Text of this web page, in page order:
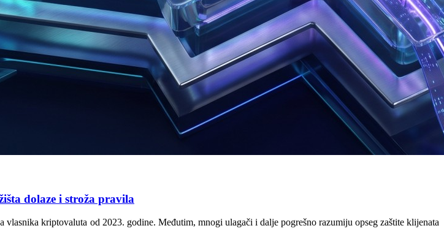
dolaze i stroža pravila
kriptovaluta od 2023. godine. Međutim, mnogi ulagači i dalje pogrešno razumiju opseg zaštite klijenata